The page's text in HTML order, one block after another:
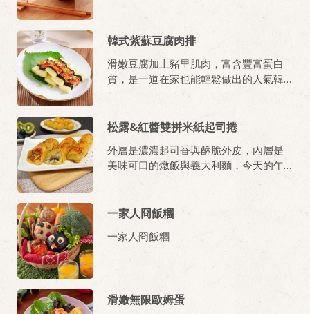
韓式紫蘇豆腐肉排
滑嫩豆腐加上豬里肌肉，富含豐富蛋白
質，是一道在家也能輕鬆做出的人氣韓
松露&紅醬雙拼米紙起司捲
外層是濃濃起司香與酥脆外皮，內層是
美味可口的燉飯與義大利麵，今天的午
一家人冏飯糰
一家人冏飯糰
滑嫩無限歐姆蛋